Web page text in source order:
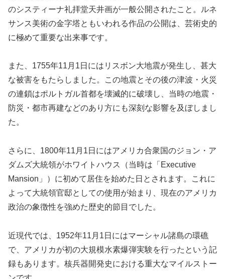
のシスティーナ礼拝堂天井画が一般公開されたこと。ルネ
サンス美術の金字塔ともいわれる作品の公開は、芸術史的
に極めて重要な出来事です。
また、1755年11月1日にはリスボン大地震が発生し、甚大
な被害をもたらしました。この地震とその後の津波・火災
の連鎖はポルトガル首都を壊滅的に破壊し、当時の地震・
防災・都市再建などのあり方にも深刻な影響を及ぼしまし
た。
さらに、1800年11月1日にはアメリカ合衆国のジョン・ア
ダムズ大統領がホワイトハウス（当時は「Executive
Mansion」）に初めて居住を始めた日とされます。これに
よって大統領官邸としての使用が始まり、現在のアメリカ
政治の象徴性を強めた歴史的節目でした。
近現代では、1952年11月1日にはマーシャル諸島の環礁
で、アメリカが初の大規模水素爆弾実験を行ったという記
録もあります。核兵器開発史における重大なマイルストー